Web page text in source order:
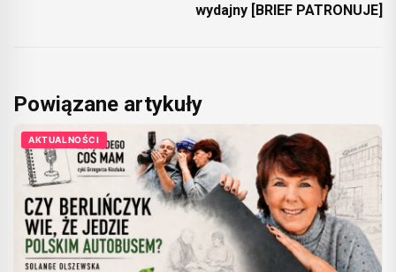
wydajny [BRIEF PATRONUJE]
Powiązane artykuły
AKTUALNOŚCI